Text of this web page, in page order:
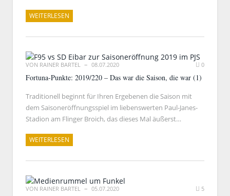
WEITERLESEN
VON RAINER BARTEL 08.07.2020 0
Fortuna-Punkte: 2019/220 – Das war die Saison, die war (1)
Traditionell beginnt für Ihren Ergebenen die Saison mit
dem Saisoneröffnungsspiel im liebenswerten Paul-Janes-
Stadion am Flinger Broich, das dieses Mal äußerst…
WEITERLESEN
VON RAINER BARTEL 05.07.2020 5